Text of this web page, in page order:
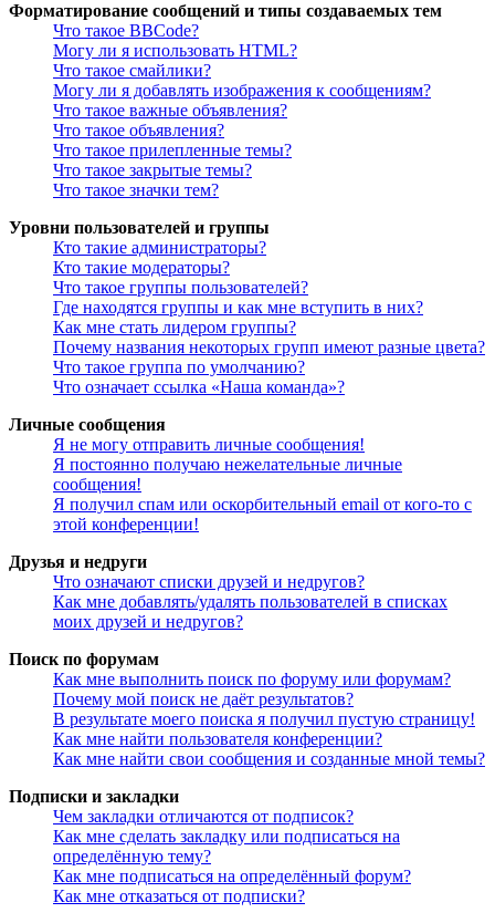
Форматирование сообщений и типы создаваемых тем
Что такое BBCode?
Могу ли я использовать HTML?
Что такое смайлики?
Могу ли я добавлять изображения к сообщениям?
Что такое важные объявления?
Что такое объявления?
Что такое прилепленные темы?
Что такое закрытые темы?
Что такое значки тем?
Уровни пользователей и группы
Кто такие администраторы?
Кто такие модераторы?
Что такое группы пользователей?
Где находятся группы и как мне вступить в них?
Как мне стать лидером группы?
Почему названия некоторых групп имеют разные цвета?
Что такое группа по умолчанию?
Что означает ссылка «Наша команда»?
Личные сообщения
Я не могу отправить личные сообщения!
Я постоянно получаю нежелательные личные
сообщения!
Я получил спам или оскорбительный email от кого-то с
этой конференции!
Друзья и недруги
Что означают списки друзей и недругов?
Как мне добавлять/удалять пользователей в списках
моих друзей и недругов?
Поиск по форумам
Как мне выполнить поиск по форуму или форумам?
Почему мой поиск не даёт результатов?
В результате моего поиска я получил пустую страницу!
Как мне найти пользователя конференции?
Как мне найти свои сообщения и созданные мной темы?
Подписки и закладки
Чем закладки отличаются от подписок?
Как мне сделать закладку или подписаться на
определённую тему?
Как мне подписаться на определённый форум?
Как мне отказаться от подписки?